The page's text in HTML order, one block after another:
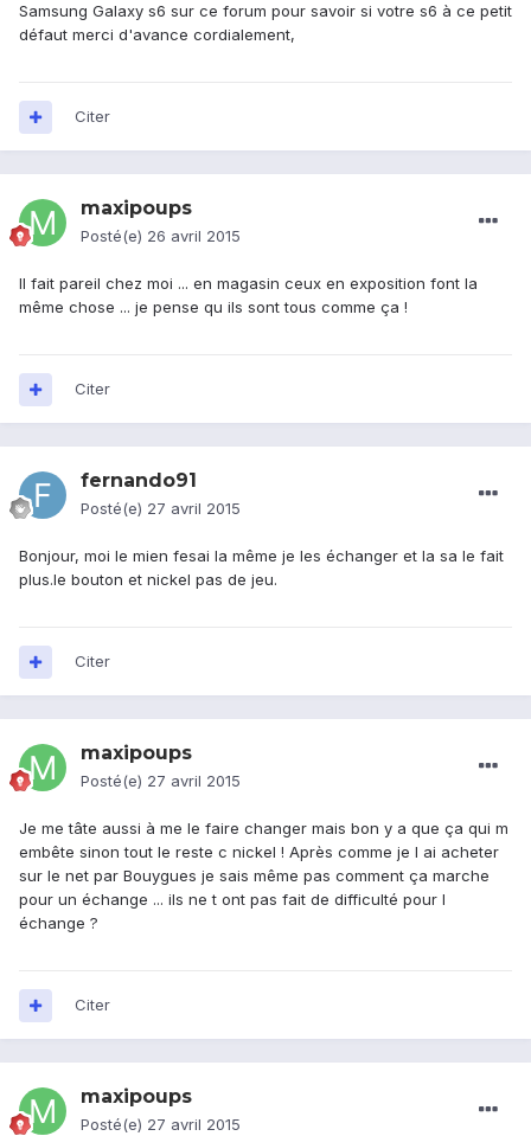
Samsung Galaxy s6 sur ce forum pour savoir si votre s6 à ce petit
défaut merci d'avance cordialement,
Citer
maxipoups
Posté(e) 26 avril 2015
Il fait pareil chez moi ... en magasin ceux en exposition font la
même chose ... je pense qu ils sont tous comme ça !
Citer
fernando91
Posté(e) 27 avril 2015
Bonjour, moi le mien fesai la même je les échanger et la sa le fait
plus.le bouton et nickel pas de jeu.
Citer
maxipoups
Posté(e) 27 avril 2015
Je me tâte aussi à me le faire changer mais bon y a que ça qui m
embête sinon tout le reste c nickel ! Après comme je l ai acheter
sur le net par Bouygues je sais même pas comment ça marche
pour un échange ... ils ne t ont pas fait de difficulté pour l
échange ?
Citer
maxipoups
Posté(e) 27 avril 2015